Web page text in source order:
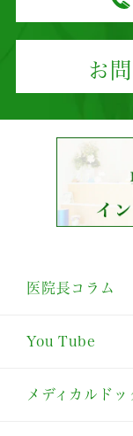
お
医院長コラム
You Tube
メディカルドッ